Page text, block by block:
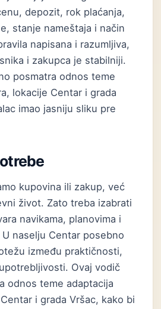
depozit, rok plaćanja,
stanje nameštaja i način
napisana i razumljiva,
i zakupca je stabilniji.
posmatra odnos teme
lokacije Centar i grada
imao jasniju sliku pre
kupovina ili zakup, već
život. Zato treba izabrati
navikama, planovima i
naselju Centar posebno
između praktičnosti,
Ovaj vodič
odnos teme adaptacija
i grada Vršac, kako bi